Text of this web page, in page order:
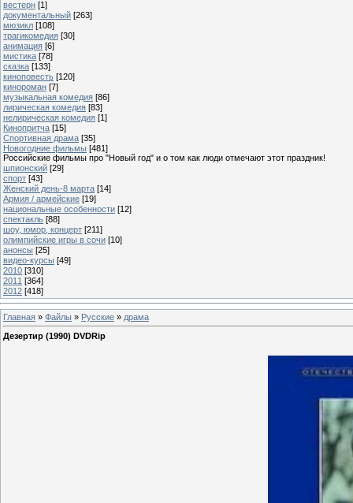
вестерн [1]
документальный [263]
мюзикл [108]
трагикомедия [30]
анимация [6]
мистика [78]
сказка [133]
киноповесть [120]
кинороман [7]
музыкальная комедия [86]
лирическая комедия [83]
нелирическая комедия [1]
Кинопритча [15]
Спортивная драма [35]
Новогодние фильмы [481]
Российские фильмы про "Новый год" и о том как люди отмечают этот праздник!
шпионский [29]
спорт [43]
Женский день-8 марта [14]
Армия / армейские [19]
национальные особенности [12]
спектакль [88]
шоу, юмор, концерт [211]
олимпийские игры в сочи [10]
анонсы [25]
видео-курсы [49]
2010 [310]
2011 [364]
2012 [418]
Главная » Файлы » Русские » драма
Дезертир (1990) DVDRip